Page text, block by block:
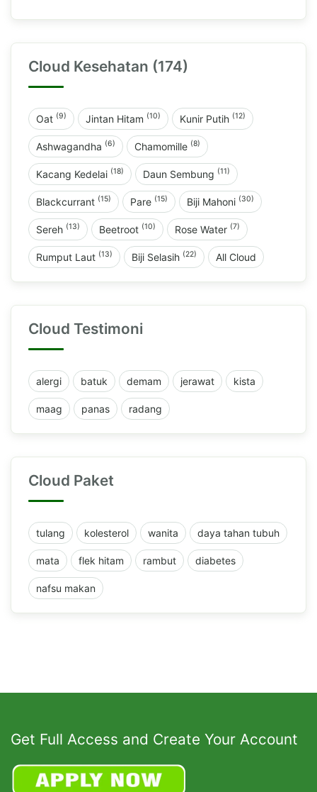
Cloud Kesehatan (174)
Oat (9) Jintan Hitam (10) Kunir Putih (12)
Ashwagandha (6) Chamomille (8)
Kacang Kedelai (18) Daun Sembung (11)
Blackcurrant (15) Pare (15) Biji Mahoni (30)
Sereh (13) Beetroot (10) Rose Water (7)
Rumput Laut (13) Biji Selasih (22) All Cloud
Cloud Testimoni
alergi batuk demam jerawat kista
maag panas radang
Cloud Paket
tulang kolesterol wanita daya tahan tubuh
mata flek hitam rambut diabetes
nafsu makan
Get Full Access and Create Your Account